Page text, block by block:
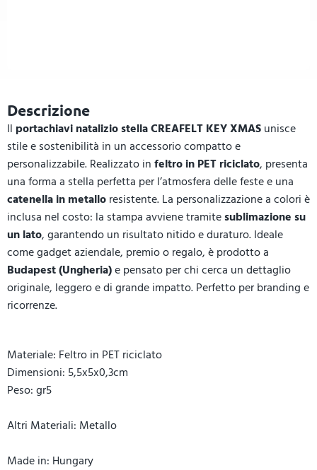
Descrizione
Il portachiavi natalizio stella CREAFELT KEY XMASunisce
stile e sostenibilità in un accessorio compatto e
personalizzabile. Realizzato infeltro in PET riciclato, presenta
una forma a stella perfetta per l’atmosfera delle feste e una
catenella in metalloresistente. La personalizzazione a colori è
inclusa nel costo: la stampa avviene tramitesublimazione su
un lato, garantendo un risultato nitido e duraturo. Ideale
come gadget aziendale, premio o regalo, è prodotto a
Budapest (Ungheria)e pensato per chi cerca un dettaglio
originale, leggero e di grande impatto. Perfetto per branding e
ricorrenze.
Materiale: Feltro in PET riciclato
Dimensioni: 5,5x5x0,3cm
Peso: gr5
Altri Materiali: Metallo
Made in: Hungary